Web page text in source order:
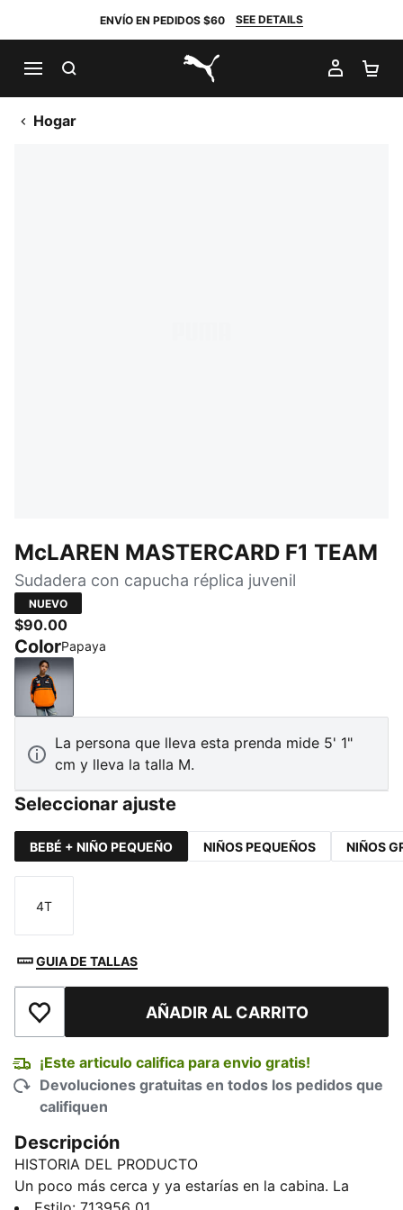
ENVÍO EN PEDIDOS $60 SEE DETAILS
PUMA.com
MI
Hogar
McLAREN MASTERCARD F1 TEAM
Sudadera con capucha réplica juvenil
NUEVO
$90.00
ColorPapaya
Papaya
La persona que lleva esta prenda mide 5' 1"
cm y lleva la talla M.
Seleccionar ajuste
BEBÉ + NIÑO PEQUEÑO NIÑOS PEQUEÑOS NIÑOS
Talla
4T
GUIA DE TALLAS
Añadir a la lista de deseosAÑADIR AL CARRITO
¡Este articulo califica para envio gratis!
Devoluciones gratuitas en todos los pedidos que
califiquen
Descripción
HISTORIA DEL PRODUCTO
Un poco más cerca y ya estarías en la cabina. La